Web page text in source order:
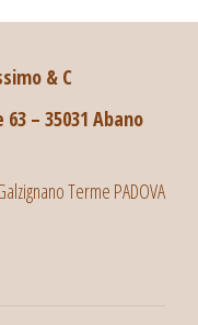
& C
– 35031 Abano
Terme PADOVA